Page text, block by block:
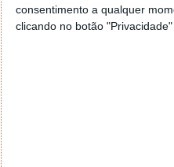
consentimento a qualquer
clicando no botão